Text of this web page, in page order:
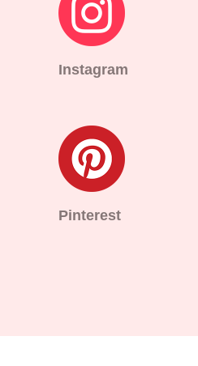
Instagram
Pinterest